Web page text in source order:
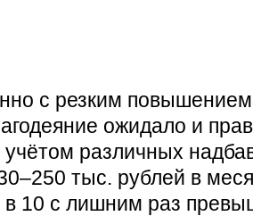
с резким повышением
ожидало и
учётом различных
тыс. рублей в
в 10 с лишним раз